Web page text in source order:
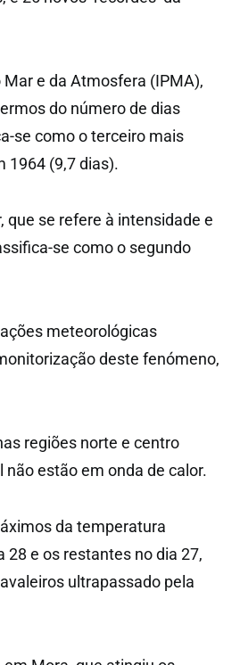
e da Atmosfera (IPMA),
do número de dias
se como o terceiro mais
1964 (9,7 dias).
se refere à intensidade e
se como o segundo
meteorológicas
deste fenómeno,
regiões norte e centro
estão em onda de calor.
da temperatura
28 e os restantes no dia 27,
ultrapassado pela